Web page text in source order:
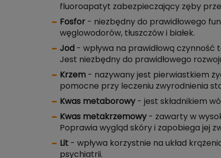
fluoroapatyt zabezpieczający zęby
Fosfor - niezbędny do prawidłowego
węglowodorów, tłuszczów i białek.
Jod - wpływa na prawidłową
Jest niezbędny do prawidłowego
Krzem - nazywany jest pierwiastkiem
pomocne przy leczeniu zwyrodnienia
Kwas metaborowy- jest składnikiem
Kwas metakrzemowy- zawarty w
Poprawia wygląd skóry i zapobiega jej
Lit - wpływa korzystnie na układ
psychiatrii.